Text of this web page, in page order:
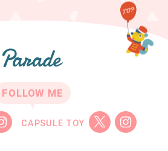
FOLLOW ME
CAPSULE TOY